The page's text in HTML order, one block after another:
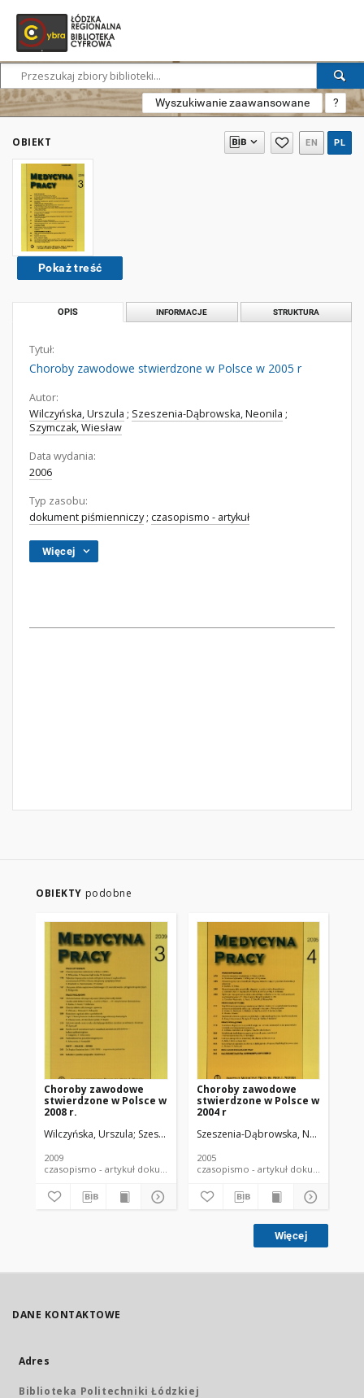
Wyszukiwanie zaawansowane ?
OBIEKT EN PL
Pokaż treść
OPIS INFORMACJE STRUKTURA
Tytuł:
Choroby zawodowe stwierdzone w Polsce w 2005 r
Autor:
Wilczyńska, Urszula ; Szeszenia-Dąbrowska, Neonila ;
Szymczak, Wiesław
Data wydania:
2006
Typ zasobu:
dokument piśmienniczy; czasopismo - artykuł
Więcej
OBIEKTY podobne
Choroby zawodowe
stwierdzone w Polsce w
2008 r.
Wilczyńska, Urszula Szeszenia-Dąbrowska, Neonila Szymczak,
2009
czasopismo - artykuł dokument piśmienniczy
Choroby zawodowe
stwierdzone w Polsce w
2004 r
Szeszenia-Dąbrowska, Neonila
2005
czasopismo - artykuł
Więcej
DANE KONTAKTOWE
Adres
Biblioteka Politechniki Łódzkiej